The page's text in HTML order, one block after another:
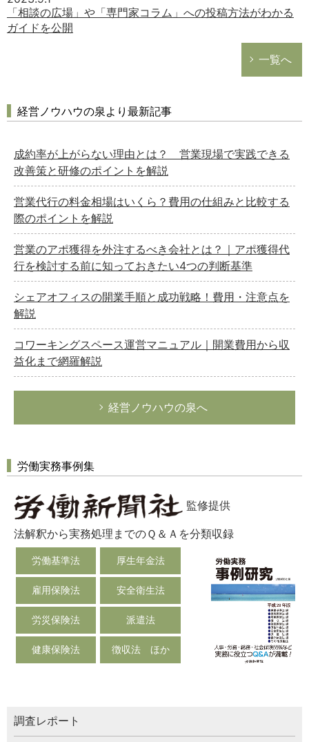
「相談の広場」や「専門家コラム」への投稿方法がわかる
ガイドを公開
一覧へ
経営ノウハウの泉より最新記事
成約率が上がらない理由とは？ 営業現場で実践できる
改善策と研修のポイントを解説
営業代行の料金相場はいくら？費用の仕組みと比較する
際のポイントを解説
営業のアポ獲得を外注するべき会社とは？｜アポ獲得代
行を検討する前に知っておきたい4つの判断基準
シェアオフィスの開業手順と成功戦略！費用・注意点を
解説
コワーキングスペース運営マニュアル｜開業費用から収
益化まで網羅解説
経営ノウハウの泉へ
労働実務事例集
監修提供
法解釈から実務処理までのＱ＆Ａを分類収録
労働基準法 厚生年金法
雇用保険法 安全衛生法
労災保険法 派遣法
健康保険法 徴収法 ほか
調査レポート